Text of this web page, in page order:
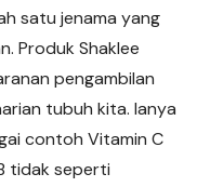
satu jenama yang
Produk Shaklee
pengambilan
tubuh kita. Ianya
contoh Vitamin C
tidak seperti